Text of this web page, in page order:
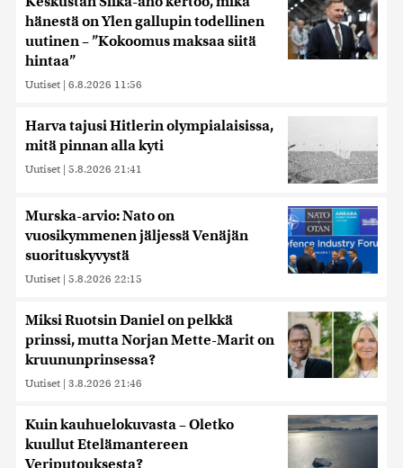
hänestä on Ylen gallupin todellinen
uutinen – ”Kokoomus maksaa siitä
hintaa”
Uutiset | 6.8.2026 11:56
Harva tajusi Hitlerin olympialaisissa,
mitä pinnan alla kyti
Uutiset | 5.8.2026 21:41
Murska-arvio: Nato on
vuosikymmenen jäljessä Venäjän
suorituskyvystä
Uutiset | 5.8.2026 22:15
Miksi Ruotsin Daniel on pelkkä
prinssi, mutta Norjan Mette-Marit on
kruununprinsessa?
Uutiset | 3.8.2026 21:46
Kuin kauhuelokuvasta – Oletko
kuullut Etelämantereen